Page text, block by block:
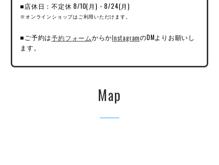
■店休日：不定休 8/10(月)・8/24(月)
※オンラインショップはご利用いただけます。
■ご予約は予約フォームからかInstagramのDMよりお願いし
ます。
Map